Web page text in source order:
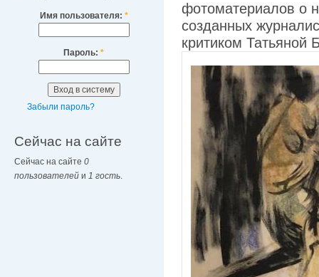
Имя пользователя: *
Пароль: *
Забыли пароль?
Сейчас на сайте
Сейчас на сайте 0
пользователей и 1 гость
фотоматериалов о
созданных
критиком Татьяной